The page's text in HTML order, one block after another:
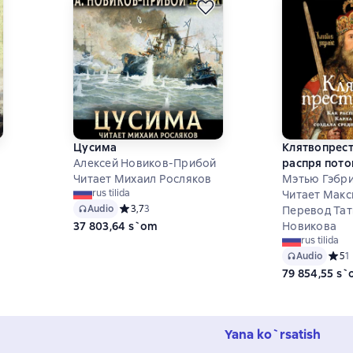
основе 0 оценок
Цусима
Алексей Новиков-Прибой
Читает Михаил Росляков
rus tilida
Audio Средний рейтинг 3,7 на основе 3 оценок
3,73
37 803,64 s`om
распря
Великого
Мэтью
Читает
Перевод
Новикова
rus tilida
Audio
51
79 854,55
Yana ko`rsatish